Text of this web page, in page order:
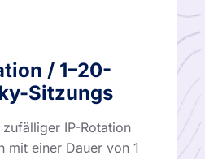
/ 1–20-
Sitzungs
IP-Rotation
mit einer Dauer von 1